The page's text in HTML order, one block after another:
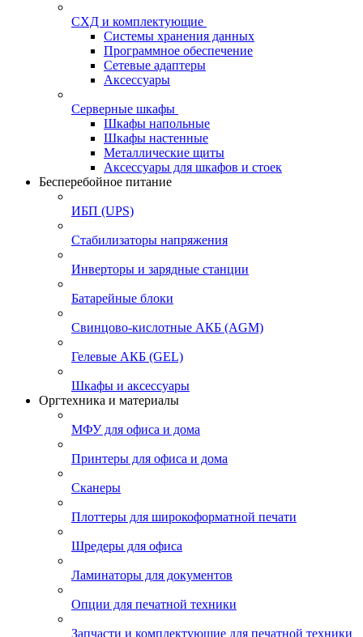
СХД и комплектующие
Системы хранения данных
Программное обеспечение
Сетевые адаптеры
Аксессуары
Серверные шкафы
Шкафы напольные
Шкафы настенные
Металлические щиты
Аксессуары для шкафов и стоек
Бесперебойное питание
ИБП (UPS)
Стабилизаторы напряжения
Инверторы и зарядные станции
Батарейные блоки
Свинцово-кислотные АКБ (AGM)
Гелевые АКБ (GEL)
Шкафы и аксессуары
Оргтехника и материалы
МФУ для офиса и дома
Принтеры для офиса и дома
Сканеры
Плоттеры для широкоформатной печати
Шредеры для офиса
Ламинаторы для документов
Опции для печатной техники
Запчасти и комплектующие для печатной техники